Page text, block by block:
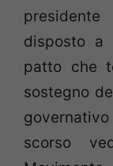
disposto a
patto che
sostegno
scorso